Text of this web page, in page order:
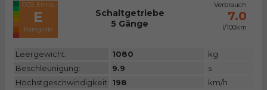
CO2 Emiss.
E
Kategorie
Schaltgetriebe
5 Gänge
Verbrauch
7.0
l/100km
Leergewicht: 1080
kg
Beschleunigung:
9.9
s
Höchstgeschwindigkeit: 198
km/h